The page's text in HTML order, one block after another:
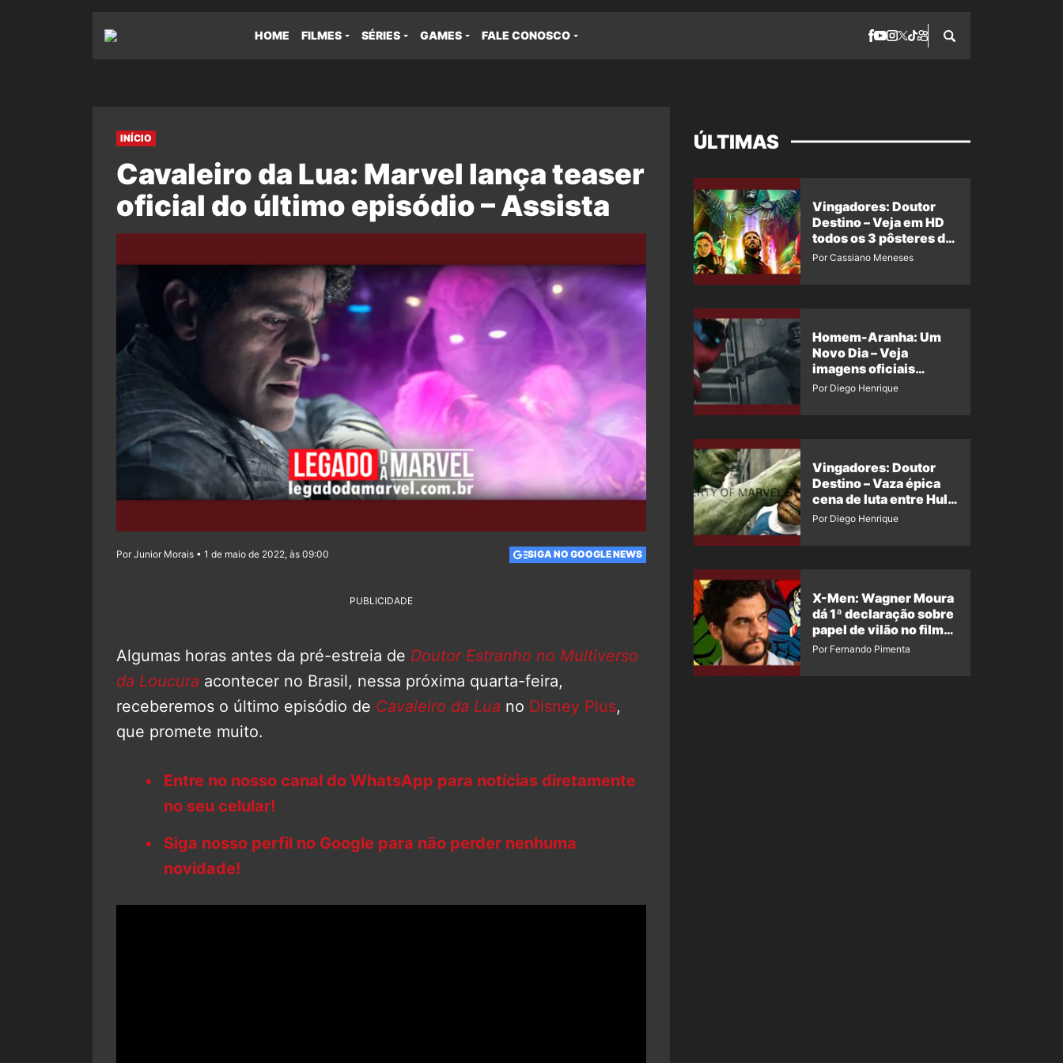
HOME FILMES SÉRIES GAMES FALE CONOSCO
INÍCIO
Cavaleiro da Lua: Marvel lança teaser
oficial do último episódio – Assista
Por Junior Morais • 1 de maio de 2022, às 09:00 SIGA NO GOOGLE NEWS
PUBLICIDADE
Algumas horas antes da pré-estreia de Doutor Estranho no Multiverso
da Loucura acontecer no Brasil, nessa próxima quarta-feira,
receberemos o último episódio de Cavaleiro da Lua no Disney Plus,
que promete muito.
Entre no nosso canal do WhatsApp para notícias diretamente
no seu celular!
Siga nosso perfil no Google para não perder nenhuma
novidade!
ÚLTIMAS
Vingadores: Doutor
Destino – Veja em HD
todos os 3 pôsteres de
‘Doomsday’ + 1 imagem
Por Cassiano Meneses
Homem-Aranha: Um
Novo Dia – Veja
imagens oficiais
descartadas do Hulk
Por Diego Henrique
Vingadores: Doutor
Destino – Vaza épica
cena de luta entre Hulk
e o Coisa
Por Diego Henrique
X-Men: Wagner Moura
dá 1ª declaração sobre
papel de vilão no filme
da Marvel
Por Fernando Pimenta